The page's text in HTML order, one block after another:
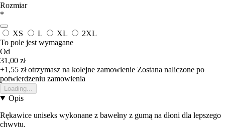
Rozmiar
*
XS L XL
2XL
To pole jest wymagane
Od
31,00 zł
+1,55 złotrzymasz na kolejne zamowienie Zostana naliczone po
potwierdzeniu zamowienia
Loading...
Opis
Rękawice uniseks wykonane z bawełny z gumą na dłoni dla lepszego
chwytu.